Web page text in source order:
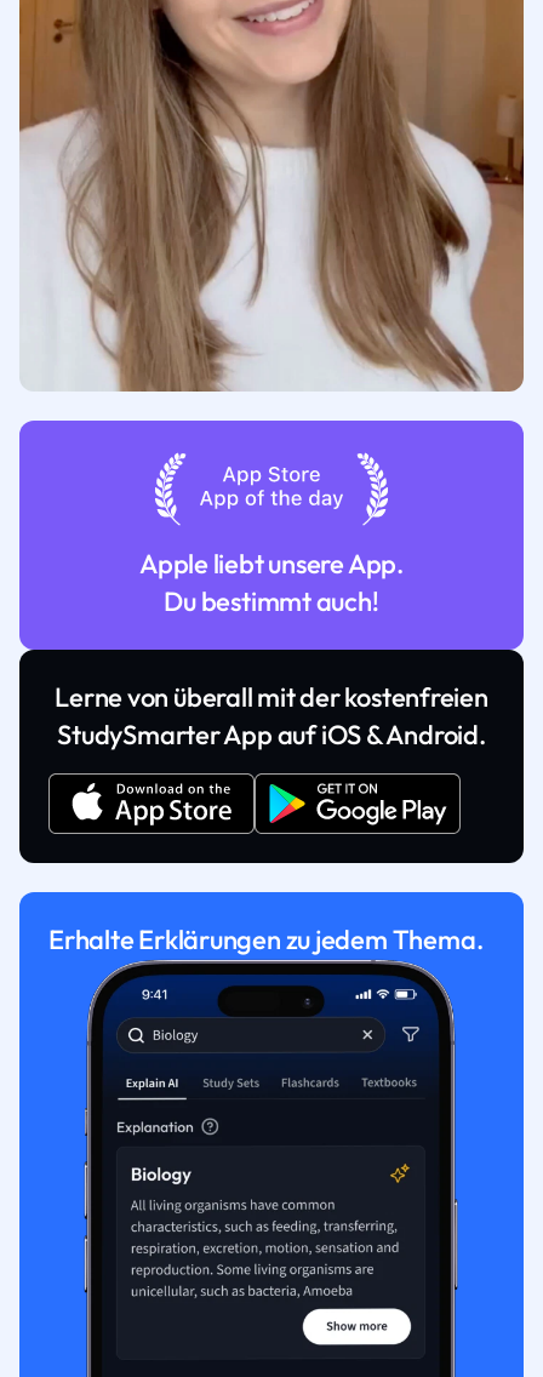
Apple liebt unsere App.
Du bestimmt auch!
Lerne von überall mit der kostenfreien
StudySmarter App auf iOS & Android.
Erhalte Erklärungen zu jedem Thema.